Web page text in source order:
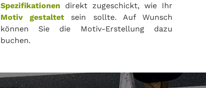
Spezifikationen direkt zugeschickt, wie Ihr
Motiv gestaltet sein sollte. Auf Wunsch
können Sie die Motiv-Erstellung dazu
buchen.